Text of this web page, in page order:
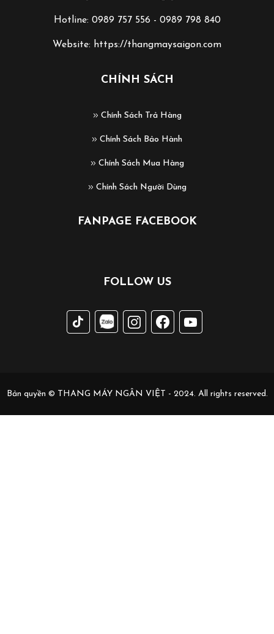
Hotline: 0989 757 556 - 0989 798 840
Website: https://thangmaysaigon.com
CHÍNH SÁCH
Chính Sách Trả Hàng
Chính Sách Bảo Hành
Chính Sách Mua Hàng
Chính Sách Người Dùng
FANPAGE FACEBOOK
FOLLOW US
Bản quyền © THANG MÁY NGÂN VIỆT - 2024. All rights reserved.